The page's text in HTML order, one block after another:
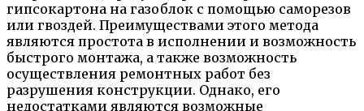
гипсокартона на газоблок с помощью саморезов
или гвоздей. Преимуществами этого метода
являются простота в исполнении и возможность
быстрого монтажа, а также возможность
осуществления ремонтных работ без
разрушения конструкции. Однако, его
недостатками являются возможные